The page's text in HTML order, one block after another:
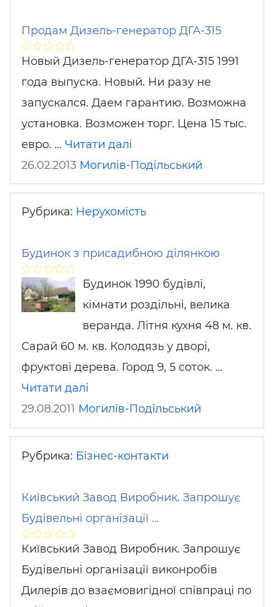
Продам Дизель-генератор ДГА-315
Новый Дизель-генератор ДГА-315 1991
года выпуска. Новый. Ни разу не
запускался. Даем гарантию. Возможна
установка. Возможен торг. Цена 15 тыс.
евро. … Читати далі
26.02.2013 Могилів-Подільський
Рубрика: Нерухомість
Будинок з присадибною ділянкою
Будинок 1990 будівлі,
кімнати роздільні, велика
веранда. Літня кухня 48 м. кв.
Сарай 60 м. кв. Колодязь у дворі,
фруктові дерева. Город 9, 5 соток. …
Читати далі
29.08.2011 Могилів-Подільський
Рубрика: Бізнес-контакти
Київський Завод Виробник. Запрошує
Будівельні організації …
Київський Завод Виробник. Запрошує
Будівельні організації виконробів
Дилерів до взаємовигідної співпраці по